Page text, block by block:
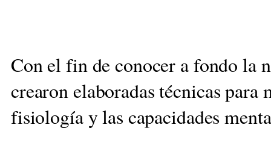
Con el fin de conocer a fondo la
crearon elaboradas técnicas
fisiología y las capacidades